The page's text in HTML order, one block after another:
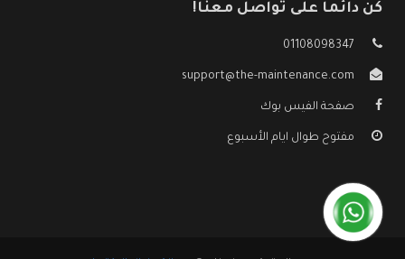
كن دائما على تواصل معنا!
01108098347
support@the-maintenance.com
صفحة الفيس بوك
مفتوح طوال ايام الأسبوع